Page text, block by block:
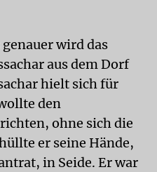
wird das
aus dem Dorf
hielt sich für
den
ohne sich die
er seine Hände,
in Seide. Er war